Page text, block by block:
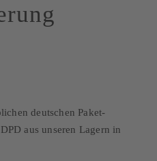
deutschen Paket-
aus unseren Lagern in